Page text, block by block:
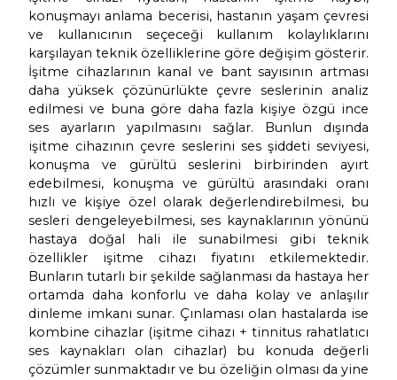
gerekmektedir. KBB tarafından
önerildikten sonra İşitme Cihazı
işitme merkezine gidilmelidir. İşitme
ihtiyaçları, kişinin işitme testine göre
uzmanı tarafından yorumlanır.
derecesine, konuşmayı anlama becerisine,
kulak yapısına, hastanın kişisel dinleme
ve kullanım becerilerine göre uygun cihaz
tavsiye edilecektir. Kullanıcının
doğrultusunda yaşam alanına ve işitsel
en uygun işitme cihazı seçimi yapılır.
derecesi, anlama becerisi ve kişisel
ihtiyaçlarına en uygun cihazın
cihazı fiyatını etkileyen en önemli
2.İşitme cihazının tekniközelliklerine